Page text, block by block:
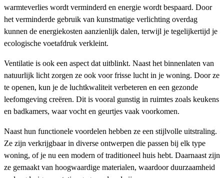
warmteverlies wordt verminderd en energie wordt bespaard. Door
het verminderde gebruik van kunstmatige verlichting overdag
kunnen de energiekosten aanzienlijk dalen, terwijl je tegelijkertijd je
ecologische voetafdruk verkleint.
Ventilatie is ook een aspect dat uitblinkt. Naast het binnenlaten van
natuurlijk licht zorgen ze ook voor frisse lucht in je woning. Door ze
te openen, kun je de luchtkwaliteit verbeteren en een gezonde
leefomgeving creëren. Dit is vooral gunstig in ruimtes zoals keukens
en badkamers, waar vocht en geurtjes vaak voorkomen.
Naast hun functionele voordelen hebben ze een stijlvolle uitstraling.
Ze zijn verkrijgbaar in diverse ontwerpen die passen bij elk type
woning, of je nu een modern of traditioneel huis hebt. Daarnaast zijn
ze gemaakt van hoogwaardige materialen, waardoor duurzaamheid